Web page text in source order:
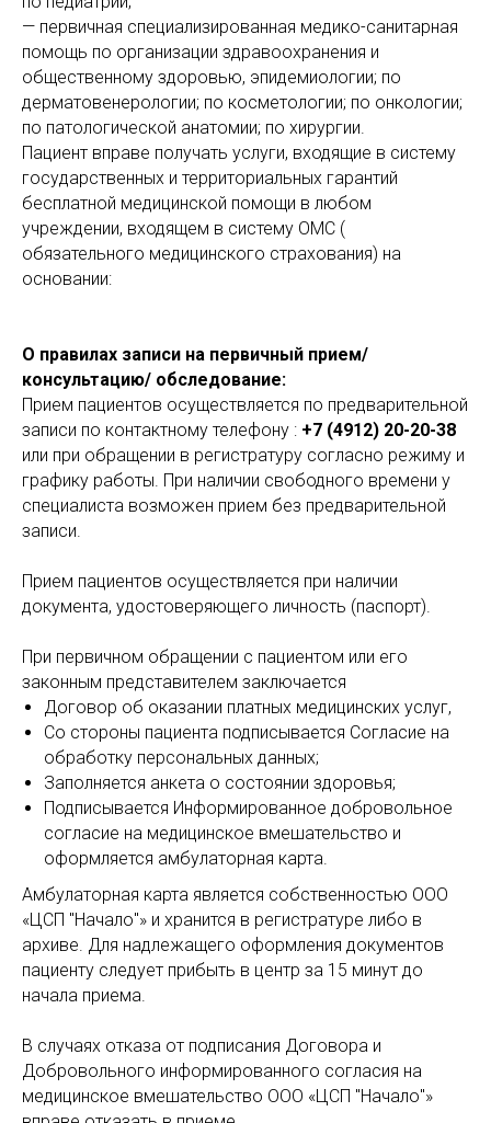
— первичная специализированная медико-санитарная
помощь по организации здравоохранения и
общественному здоровью, эпидемиологии; по
дерматовенерологии; по косметологии; по онкологии;
по патологической анатомии; по хирургии.
Пациент вправе получать услуги, входящие в систему
государственных и территориальных гарантий
бесплатной медицинской помощи в любом
учреждении, входящем в систему ОМС (
обязательного медицинского страхования) на
основании:
О правилах записи на первичный прием/
консультацию/ обследование:
Прием пациентов осуществляется по предварительной
записи по контактному телефону : +7 (4912) 20-20-38
или при обращении в регистратуру согласно режиму и
графику работы. При наличии свободного времени у
специалиста возможен прием без предварительной
записи.
Прием пациентов осуществляется при наличии
документа, удостоверяющего личность (паспорт).
При первичном обращении с пациентом или его
законным представителем заключается
Договор об оказании платных медицинских услуг,
Cо стороны пациента подписывается Согласие на
обработку персональных данных;
Заполняется анкета о состоянии здоровья;
Подписывается Информированное добровольное
согласие на медицинское вмешательство и
оформляется амбулаторная карта.
Амбулаторная карта является собственностью ООО
«ЦСП "Начало"» и хранится в регистратуре либо в
архиве. Для надлежащего оформления документов
пациенту следует прибыть в центр за 15 минут до
начала приема.
В случаях отказа от подписания Договора и
Добровольного информированного согласия на
медицинское вмешательство ООО «ЦСП "Начало"»